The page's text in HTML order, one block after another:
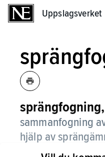
Uppslagsverket
sprängfogning,
sammanfogning
hjälp av